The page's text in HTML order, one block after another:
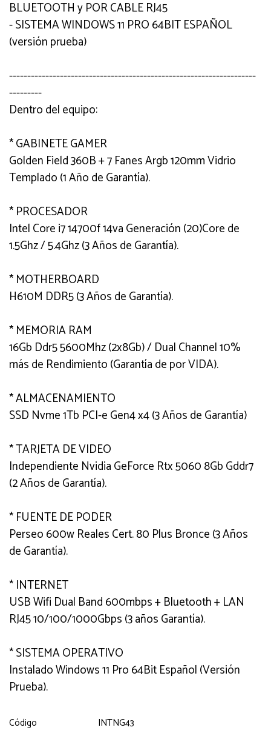
BLUETOOTH y POR CABLE RJ45
- SISTEMA WINDOWS 11 PRO 64BIT ESPAÑOL
(versión prueba)
--------------------------------------------------------------------
---------
Dentro del equipo:
* GABINETE GAMER
Golden Field 360B + 7 Fanes Argb 120mm Vidrio
Templado (1 Año de Garantía).
* PROCESADOR
Intel Core i7 14700f 14va Generación (20)Core de
1.5Ghz / 5.4Ghz (3 Años de Garantía).
* MOTHERBOARD
H610M DDR5 (3 Años de Garantía).
* MEMORIA RAM
16Gb Ddr5 5600Mhz (2x8Gb) / Dual Channel 10%
más de Rendimiento (Garantía de por VIDA).
* ALMACENAMIENTO
SSD Nvme 1Tb PCI-e Gen4 x4 (3 Años de Garantía)
* TARJETA DE VIDEO
Independiente Nvidia GeForce Rtx 5060 8Gb Gddr7
(2 Años de Garantía).
* FUENTE DE PODER
Perseo 600w Reales Cert. 80 Plus Bronce (3 Años
de Garantía).
* INTERNET
USB Wifi Dual Band 600mbps + Bluetooth + LAN
RJ45 10/100/1000Gbps (3 años Garantía).
* SISTEMA OPERATIVO
Instalado Windows 11 Pro 64Bit Español (Versión
Prueba).
Código INTNG43